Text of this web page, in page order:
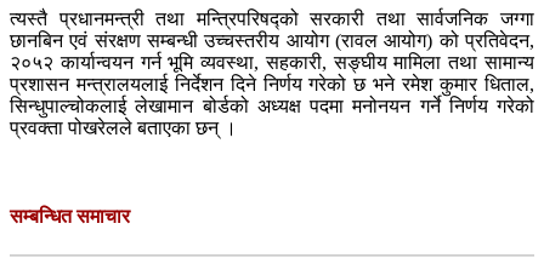
त्यस्तै प्रधानमन्त्री तथा मन्त्रिपरिषद्को सरकारी तथा सार्वजनिक जग्गा
छानबिन एवं संरक्षण सम्बन्धी उच्चस्तरीय आयोग (रावल आयोग) को प्रतिवेदन,
२०५२ कार्यान्वयन गर्न भूमि व्यवस्था, सहकारी, सङ्घीय मामिला तथा सामान्य
प्रशासन मन्त्रालयलाई निर्देशन दिने निर्णय गरेको छ भने रमेश कुमार धिताल,
सिन्धुपाल्चोकलाई लेखामान बोर्डको अध्यक्ष पदमा मनोनयन गर्ने निर्णय गरेको
प्रवक्ता पोखरेलले बताएका छन् ।
सम्बन्धित समाचार